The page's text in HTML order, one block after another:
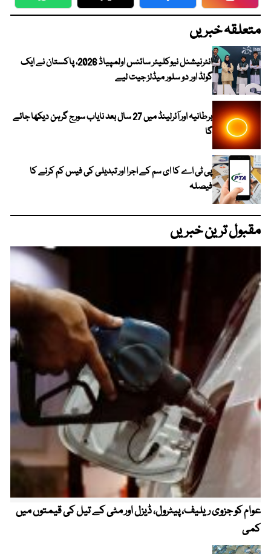
WhatsApp Twitter Facebook
متعلقہ خبریں
انٹرنیشنل نیوکلیئر سائنس اولمپیاڈ 2026، پاکستان نے ایک
گولڈ اور دو سلور میڈلز جیت لیے
برطانیہ اور آئرلینڈ میں 27 سال بعد نایاب سورج گرہن دیکھا جائے
گا
پی ٹی اے کا ای سم کے اجرا اور تبدیلی کی فیس کم کرنے کا
فیصلہ
مقبول ترین خبریں
عوام کو جزوی ریلیف، پیٹرول، ڈیزل اور مٹی کے تیل کی قیمتوں میں
کمی